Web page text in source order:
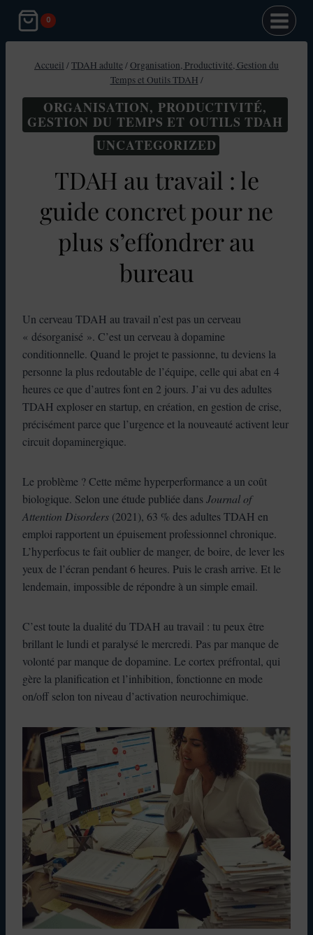
Aller
contenu
0
Accueil /TDAH adulte /Organisation, Productivité, Gestion du
Temps et Outils TDAH /
ORGANISATION, PRODUCTIVITÉ,
GESTION DU TEMPS ET OUTILS TDAH
UNCATEGORIZED
TDAH au travail : le
guide concret pour ne
plus s’effondrer au
bureau
Un cerveau TDAH au travail n’est pas un cerveau
« désorganisé ». C’est un cerveau à dopamine
conditionnelle. Quand le projet te passionne, tu deviens la
personne la plus redoutable de l’équipe, celle qui abat en 4
heures ce que d’autres font en 2 jours. J’ai vu des adultes
TDAH exploser en startup, en création, en gestion de crise,
précisément parce que l’urgence et la nouveauté activent leur
circuit dopaminergique.
Le problème ? Cette même hyperperformance a un coût
biologique. Selon une étude publiée dansJournal of
Attention Disorders (2021), 63 % des adultes TDAH en
emploi rapportent un épuisement professionnel chronique.
L’hyperfocus te fait oublier de manger, de boire, de lever les
yeux de l’écran pendant 6 heures. Puis le crash arrive. Et le
lendemain, impossible de répondre à un simple email.
C’est toute la dualité du TDAH au travail : tu peux être
brillant le lundi et paralysé le mercredi. Pas par manque de
volonté par manque de dopamine. Le cortex préfrontal, qui
gère la planification et l’inhibition, fonctionne en mode
on/off selon ton niveau d’activation neurochimique.